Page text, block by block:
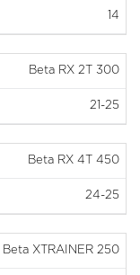
14
Beta RX 2T 300
21-25
Beta RX 4T 450
24-25
Beta XTRAINER 250